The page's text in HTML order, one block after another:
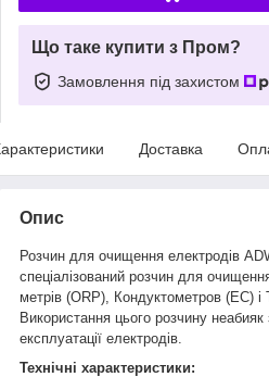
Що таке купити з Пром?
Замовлення під захистом
Доставка
Опис
Розчин для очищення електродів
спеціалізований розчин для
метрів (ORP), Кондуктометров (ЕС) і
Використання цього розчину неабияк
експлуатації електродів.
Технічні характеристики: